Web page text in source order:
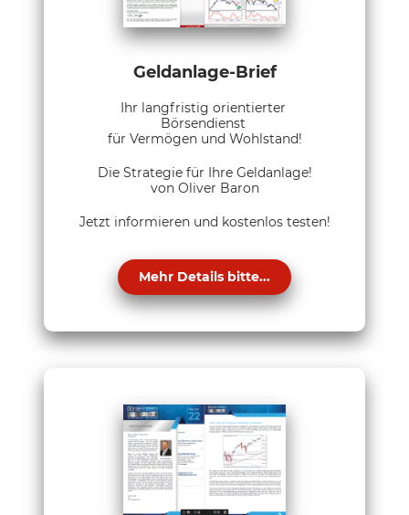
Geldanlage-Brief
Ihr langfristig orientierter
Börsendienst
für Vermögen und Wohlstand!
Die Strategie für Ihre Geldanlage!
von Oliver Baron
Jetzt informieren und kostenlos testen!
Mehr Details bitte...